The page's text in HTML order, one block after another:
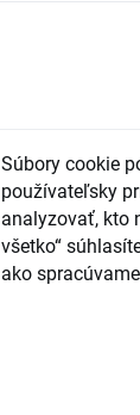
Súbory cookie
používateľsky
analyzovať, kto
všetko“
ako